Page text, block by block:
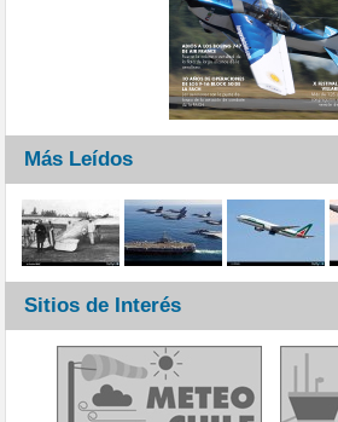
Más Leídos
Sitios de Interés